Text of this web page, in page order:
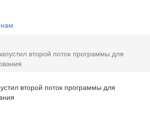
второй поток программы для